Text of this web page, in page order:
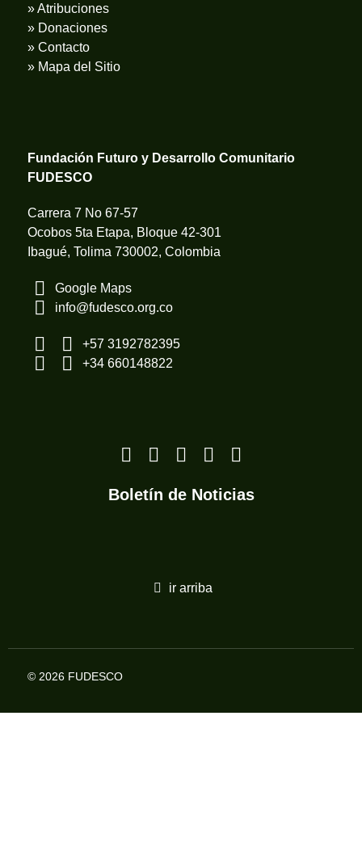
» Atribuciones
» Donaciones
» Contacto
» Mapa del Sitio
Fundación Futuro y Desarrollo Comunitario
FUDESCO
Carrera 7 No 67-57
Ocobos 5ta Etapa, Bloque 42-301
Ibagué, Tolima 730002, Colombia
Google Maps
info@fudesco.org.co
+57 3192782395
+34 660148822
Boletín de Noticias
ir arriba
© 2026 FUDESCO